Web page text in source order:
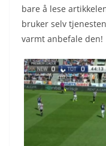
bare å lese
bruker selv
varmt anbefale den!